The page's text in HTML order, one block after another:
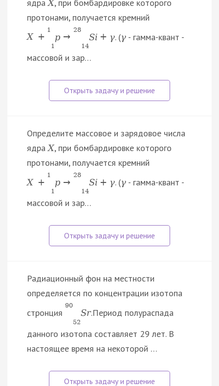
ядраХ, при бомбардировке которого
протонами, получается кремний
X +
1
1
p →
28
14
Si + γ. (γ- гамма-квант -
массовой и зар…
Определите массовое и зарядовое числа
ядраХ, при бомбардировке которого
протонами, получается кремний
X +
1
1
p →
28
14
Si + γ. (γ- гамма-квант -
массовой и зар…
Радиационный фон на местности
определяется по концентрации изотопа
стронция
90
52
Sr.Период полураспада
данного изотопа составляет 29 лет. В
настоящее время на некоторой …